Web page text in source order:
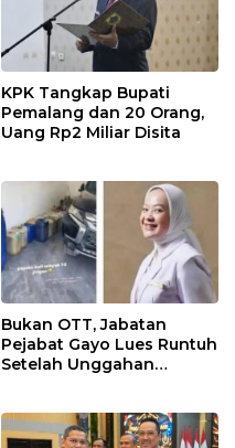
KPK Tangkap Bupati
Pemalang dan 20 Orang,
Uang Rp2 Miliar Disita
Bukan OTT, Jabatan
Pejabat Gayo Lues Runtuh
Setelah Unggahan